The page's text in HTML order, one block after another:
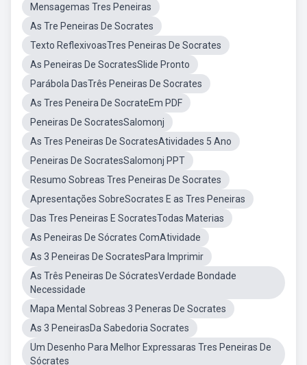
Mensagemas Tres Peneiras
As Tre Peneiras De Socrates
Texto ReflexivoasTres Peneiras De Socrates
As Peneiras De SocratesSlide Pronto
Parábola DasTrês Peneiras De Socrates
As Tres Peneira De SocrateEm PDF
Peneiras De SocratesSalomonj
As Tres Peneiras De SocratesAtividades 5 Ano
Peneiras De SocratesSalomonj PPT
Resumo Sobreas Tres Peneiras De Socrates
Apresentações SobreSocrates E as Tres Peneiras
Das Tres Peneiras E SocratesTodas Materias
As Peneiras De Sócrates ComAtividade
As 3 Peneiras De SocratesPara Imprimir
As Três Peneiras De SócratesVerdade Bondade
Necessidade
Mapa Mental Sobreas 3 Peneras De Socrates
As 3 PeneirasDa Sabedoria Socrates
Um Desenho Para Melhor Expressaras Tres Peneiras De
Sócrates